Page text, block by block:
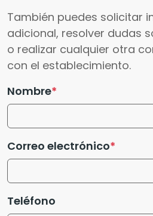
También puedes solicitar
adicional, resolver dudas
o realizar cualquier otra
con el establecimiento.
Nombre
Correo electrónico
Teléfono